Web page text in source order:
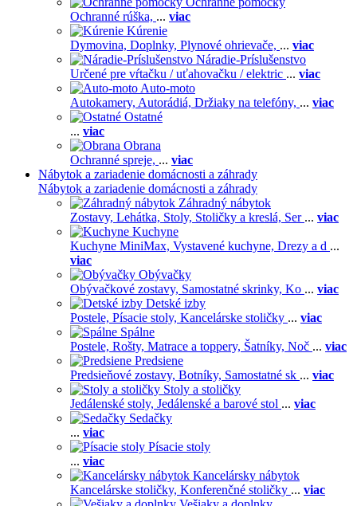
Ochranné rúška, ... viac
Kúrenie
Dymovina, Doplnky, Plynové ohrievače, ... viac
Náradie-Príslušenstvo
Určené pre vŕtačku / uťahovačku / elektric ... viac
Auto-moto
Autokamery, Autorádiá, Držiaky na telefóny, ... viac
Ostatné
... viac
Obrana
Ochranné spreje, ... viac
Nábytok a zariadenie domácnosti a záhrady
Nábytok a zariadenie domácnosti a záhrady
Záhradný nábytok
Zostavy, Lehátka, Stoly, Stoličky a kreslá, Ser ... viac
Kuchyne
Kuchyne MiniMax, Vystavené kuchyne, Drezy a d ...
viac
Obývačky
Obývačkové zostavy, Samostatné skrinky, Ko ... viac
Detské izby
Postele, Písacie stoly, Kancelárske stoličky ... viac
Spálne
Postele, Rošty, Matrace a toppery, Šatníky, Noč ... viac
Predsiene
Predsieňové zostavy, Botníky, Samostatné sk ... viac
Stoly a stoličky
Jedálenské stoly, Jedálenské a barové stol ... viac
Sedačky
... viac
Písacie stoly
... viac
Kancelársky nábytok
Kancelárske stoličky, Konferenčné stoličky ... viac